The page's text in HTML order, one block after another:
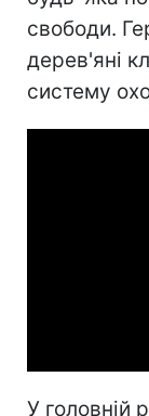
свободи.
дерев'яні
систему
У головній